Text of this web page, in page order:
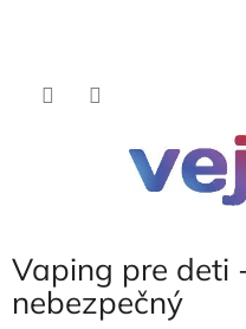
Vaping pre deti
nebezpečný